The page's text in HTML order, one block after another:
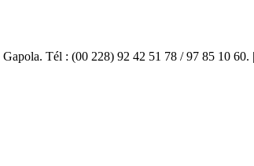
Tél : (00 228) 92 42 51 78 / 97 85 10